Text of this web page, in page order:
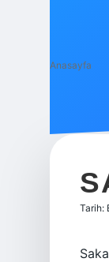
Anasayfa
Tarih: